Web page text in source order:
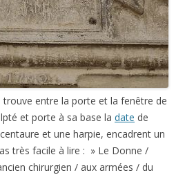
trouve entre la porte et la fenêtre de
et porte à sa base la date de
et une harpie, encadrent un
très facile à lire : » Le Donne /
chirurgien / aux armées / du